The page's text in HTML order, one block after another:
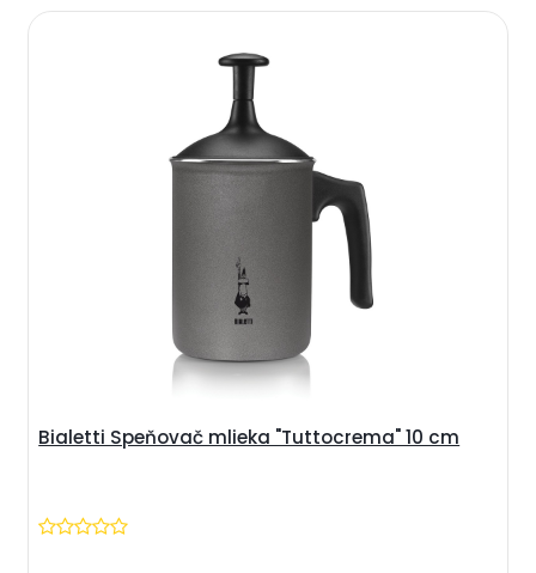
Bialetti Speňovač mlieka "Tuttocrema" 10 cm